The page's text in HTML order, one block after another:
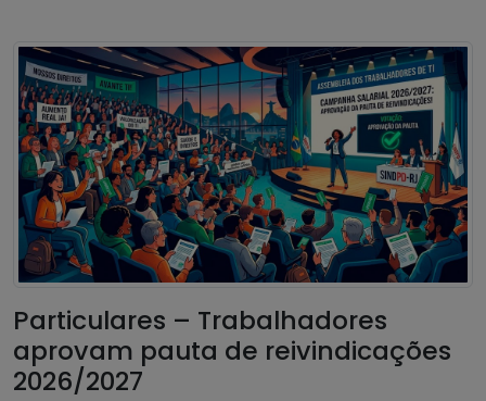
Particulares – Trabalhadores
aprovam pauta de reivindicações
2026/2027